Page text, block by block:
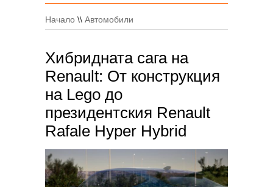
Начало \\ Автомобили
Хибридната сага на
Renault: От конструкция
на Lego до
президентския Renault
Rafale Hyper Hybrid